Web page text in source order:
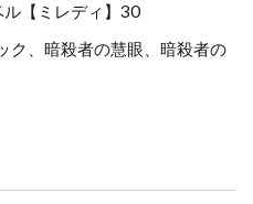
【ミレディ】30
ク、暗殺者の慧眼、暗殺者の